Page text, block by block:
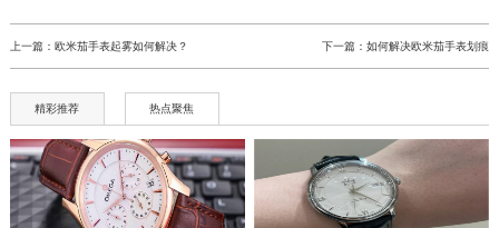
上一篇： 欧米茄手表起雾如何解决？ 下一篇：如何解决欧米茄手表划痕
精彩推荐 热点聚焦